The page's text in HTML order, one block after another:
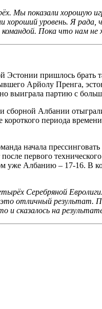
Мы показали хорошую
хороший уровень. Я
Пока что нам
пришлось брать
Арйолу Пренга,
выиграла партию с
Албании
периода
начала
первого
уже Албанию – 17-16. В
Серебряной
отличный результат.
и сказалось на